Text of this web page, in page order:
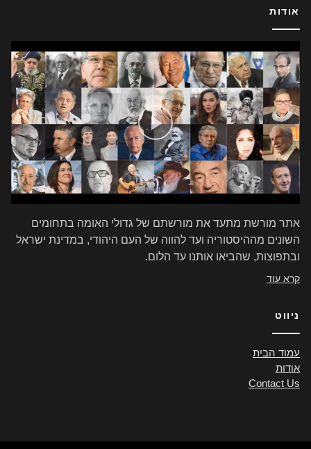
אודות
אתר מורשת מתעד את מורשתם של גדולי האומה בתחומים
השונים מההיסטוריה ועד להווה של העם היהודי, במדינת ישראל
ובתפוצות, שהביאו אותנו עד הלום.
קרא עוד
ניווט
עמוד הבית
אודות
Contact Us